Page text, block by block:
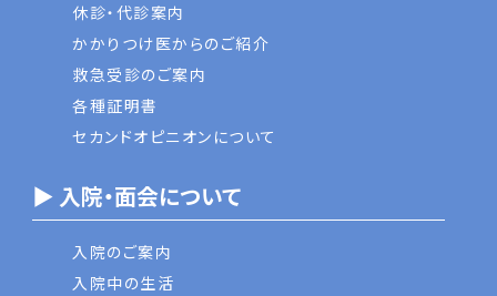
休診・代診案内
かかりつけ医からのご紹介
救急受診のご案内
各種証明書
セカンドオピニオンについて
▶ 入院・面会について
入院のご案内
入院中の生活